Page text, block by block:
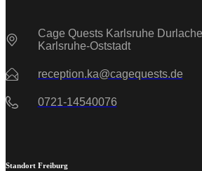
Cage Quests Karlsruhe
Karlsruhe-Oststadt
reception.ka@cagequests.de
0721-14540076
Standort Freiburg